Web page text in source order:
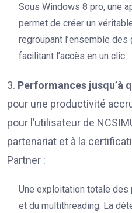
Sous Windows 8 pro, une
permet de créer un
regroupant l’ensemble
facilitant l’accès en un clic.
3. Performances jusqu’à
pour une productivité
pour l’utilisateur de
partenariat et à la
Partner :
Une exploitation totale des
et du multithreading. La